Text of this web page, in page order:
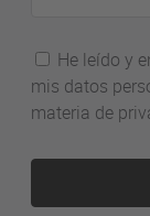
He leído y
mis datos
materia de